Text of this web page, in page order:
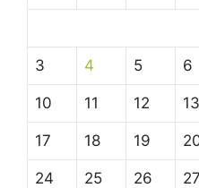
3 4 5 6
10 11 12 13
17 18 19
24 25 26 27